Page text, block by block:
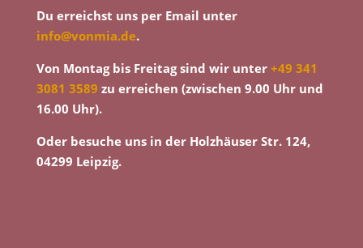
Du erreichst uns per Email unter
info@vonmia.de.
Von Montag bis Freitag sind wir unter +49 341
3081 3589 zu erreichen (zwischen 9.00 Uhr und
16.00 Uhr).
Oder besuche uns in der Holzhäuser Str. 124,
04299 Leipzig.